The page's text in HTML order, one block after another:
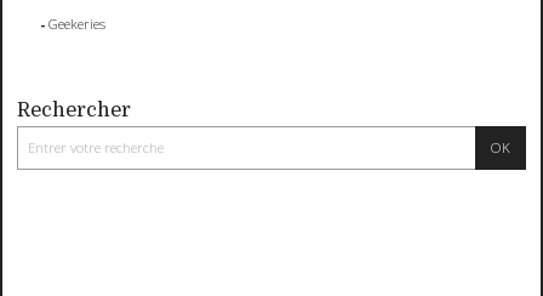
Geekeries
Rechercher